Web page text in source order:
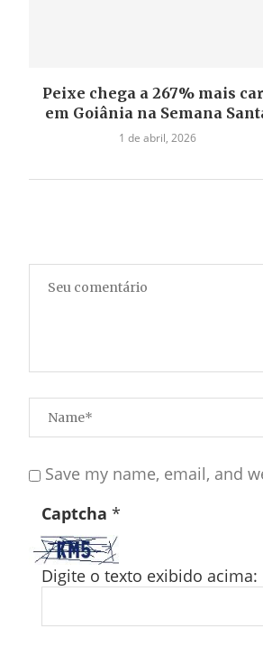
Peixe chega a 267% mais
em Goiânia na Semana
1 de abril, 2026
Save my name, email, and
Captcha *
Digite o texto exibido acima: